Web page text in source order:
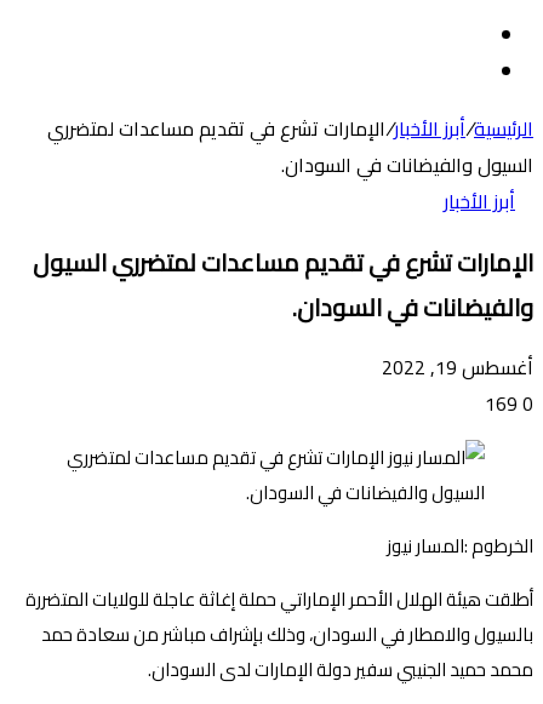
المظلم
الرئيسية/أبرز الأخبار/الإمارات تشرع في تقديم مساعدات لمتضرري
السيول والفيضانات في السودان.
أبرز الأخبار
الإمارات تشرع في تقديم مساعدات لمتضرري السيول
والفيضانات في السودان.
أغسطس 19, 2022
0
الخرطوم :المسار نيوز
أطلقت هيئة الهلال الأحمر الإماراتي حملة إغاثة عاجلة للولايات المتضررة
بالسيول والامطار في السودان، وذلك بإشراف مباشر من سعادة حمد
محمد حميد الجنيبي سفير دولة الإمارات لدى السودان.